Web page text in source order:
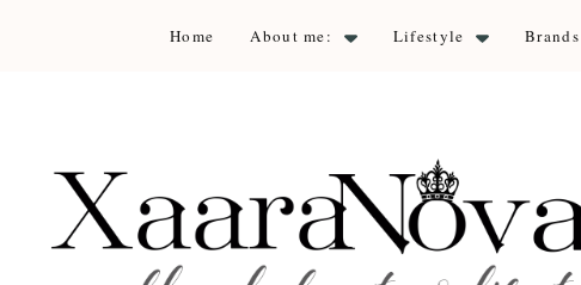
Home About me: Lifestyle Brands